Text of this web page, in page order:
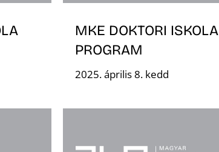
MKE DOKTORI ISKOLA
PROGRAM
2025. április 8. kedd